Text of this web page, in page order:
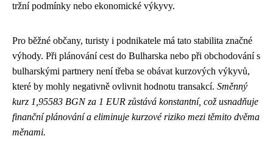
tržní podmínky nebo ekonomické výkyvy.
Pro běžné občany, turisty i podnikatele má tato stabilita značné
výhody. Při plánování cest do Bulharska nebo při obchodování s
bulharskými partnery není třeba se obávat kurzových výkyvů,
které by mohly negativně ovlivnit hodnotu transakcí. Směnný
kurz 1,95583 BGN za 1 EUR zůstává konstantní, což usnadňuje
finanční plánování a eliminuje kurzové riziko mezi těmito dvěma
měnami.